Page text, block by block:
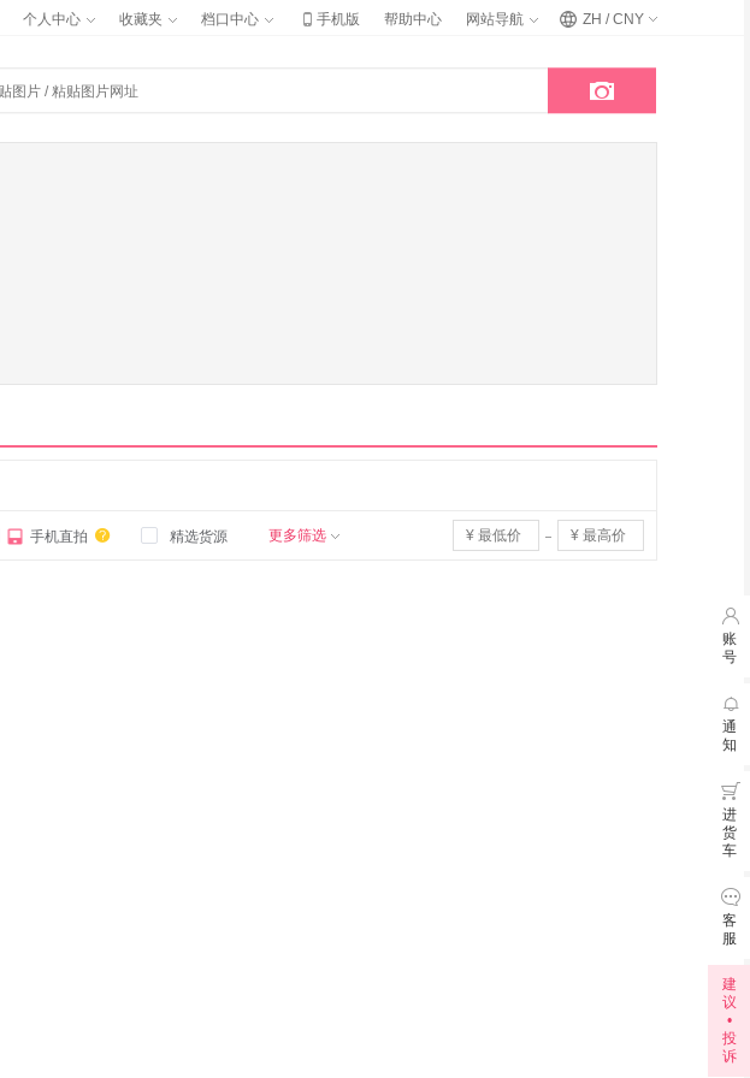
个人中心 收藏夹 档口中心  手机版 帮助中心 网站导航 ZH / CNY

账
号

通
知
7月

进
货
车

客
服
建
议
•
投
诉

手机直拍  精选货源 更多筛选